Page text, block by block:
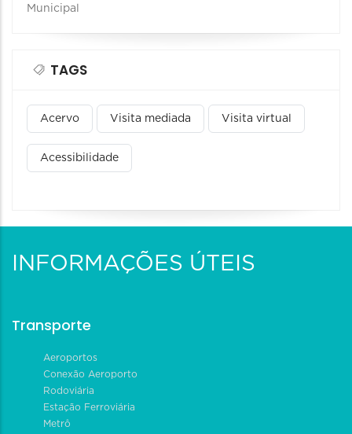
Municipal
TAGS
Acervo Visita mediada Visita virtual
Acessibilidade
INFORMAÇÕES ÚTEIS
Transporte
Aeroportos
Conexão Aeroporto
Rodoviária
Estação Ferroviária
Metrô